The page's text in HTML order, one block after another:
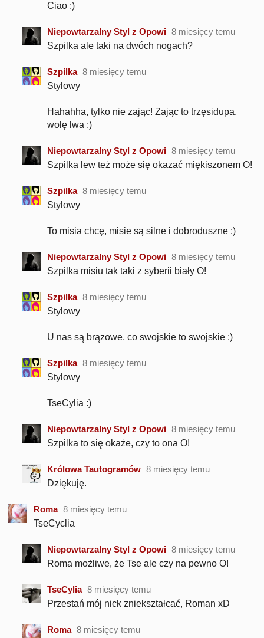
Ciao :)
Niepowtarzalny Styl z Opowi 8 miesięcy temu
Szpilka ale taki na dwóch nogach?
Szpilka 8 miesięcy temu
Stylowy
Hahahha, tylko nie zając! Zając to trzęsidupa,
wolę lwa :)
Niepowtarzalny Styl z Opowi 8 miesięcy temu
Szpilka lew też może się okazać miękiszonem O!
Szpilka 8 miesięcy temu
Stylowy
To misia chcę, misie są silne i dobroduszne :)
Niepowtarzalny Styl z Opowi 8 miesięcy temu
Szpilka misiu tak taki z syberii biały O!
Szpilka 8 miesięcy temu
Stylowy
U nas są brązowe, co swojskie to swojskie :)
Szpilka 8 miesięcy temu
Stylowy
TseCylia :)
Niepowtarzalny Styl z Opowi 8 miesięcy temu
Szpilka to się okaże, czy to ona O!
Królowa Tautogramów 8 miesięcy temu
Dziękuję.
Roma 8 miesięcy temu
TseCyclia
Niepowtarzalny Styl z Opowi 8 miesięcy temu
Roma możliwe, że Tse ale czy na pewno O!
TseCylia 8 miesięcy temu
Przestań mój nick zniekształcać, Roman xD
Roma 8 miesięcy temu